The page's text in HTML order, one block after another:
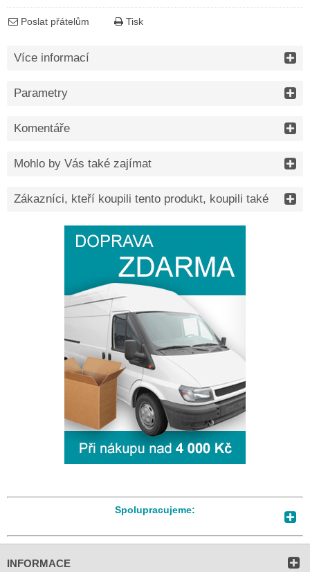
Poslat přátelům Tisk
Více informací
Parametry
Komentáře
Mohlo by Vás také zajímat
Zákazníci, kteří koupili tento produkt, koupili také
Spolupracujeme:
INFORMACE